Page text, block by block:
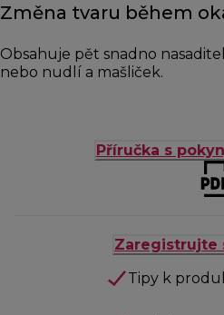
Změna tvaru během
Obsahuje pět snadno
nebo nudlí a mašliček.
Příručka s
Zaregistrujte
Tipy k